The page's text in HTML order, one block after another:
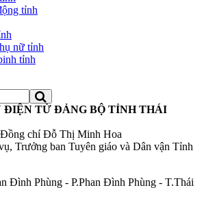
tỉnh
nữ tỉnh
tỉnh
ĐIỆN TỬ ĐẢNG BỘ TỈNH THÁI
chí Đỗ Thị Minh Hoa
Trưởng ban Tuyên giáo và Dân vận Tỉnh
Đình Phùng - P.Phan Đình Phùng - T.Thái